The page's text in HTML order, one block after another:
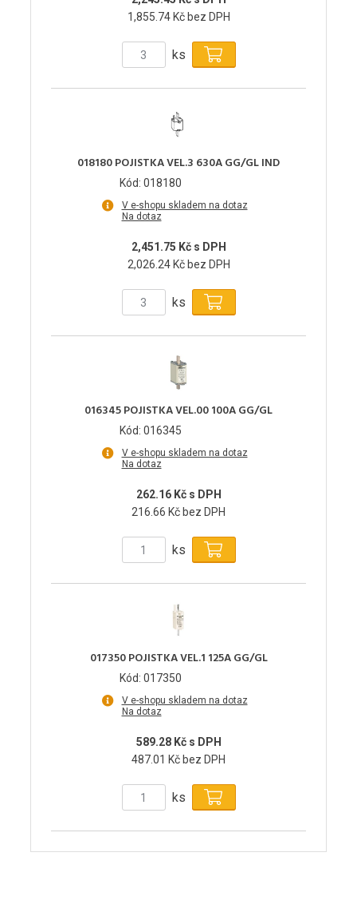
1,855.74 Kč bez DPH
ks
018180 POJISTKA VEL.3 630A GG/GL IND
Kód: 018180
V e-shopu skladem na dotaz
Na dotaz
2,451.75 Kč s DPH
2,026.24 Kč bez DPH
ks
016345 POJISTKA VEL.00 100A GG/GL
Kód: 016345
V e-shopu skladem na dotaz
Na dotaz
262.16 Kč s DPH
216.66 Kč bez DPH
ks
017350 POJISTKA VEL.1 125A GG/GL
Kód: 017350
V e-shopu skladem na dotaz
Na dotaz
589.28 Kč s DPH
487.01 Kč bez DPH
ks